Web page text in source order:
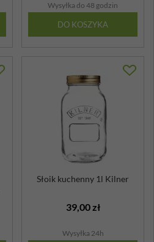
Wysyłka do 48 godzin
DO KOSZYKA
Słoik kuchenny 1l Kilner
39,00 zł
Wysyłka 24h